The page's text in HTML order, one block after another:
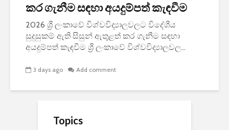
කර ගැනීම සඳහා අයදුම්පත් කැඳවීම
2026 ශ්‍රී ලංකාවේ විශ්වවිද්‍යාලවලට විදේශීය
සුදුසුකම් ඇති සිසුන් ඇතුළත් කර ගැනීම සඳහා
අයදුම්පත් කැඳවීම ශ්‍රී ලංකාවේ විශ්වවිද්‍යාලවල...
3 days ago Add comment
Topics